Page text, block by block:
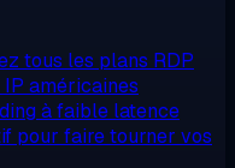
tous les plans RDP
américaines
à faible latence
pour faire tourner vos